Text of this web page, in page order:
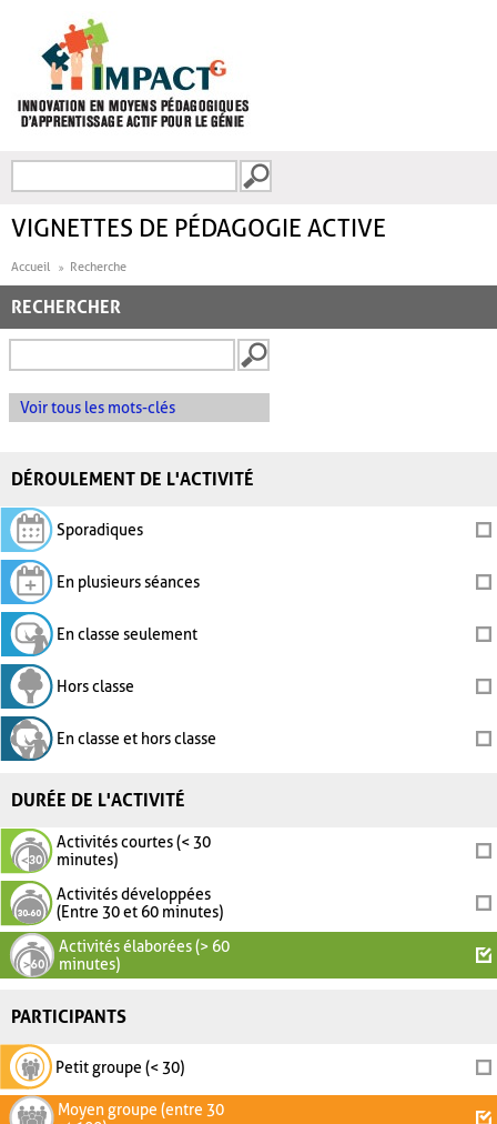
FORMULAIRE DE
VIGNETTES DE PÉDAGOGIE ACTIVE
Accueil Recherche
RECHERCHER
Voir tous les mots-clés
DÉROULEMENT DE L'ACTIVITÉ
Sporadiques
En plusieurs séances
En classe seulement
Hors classe
En classe et hors classe
DURÉE DE L'ACTIVITÉ
Activités courtes (< 30
minutes)
Activités développées
(Entre 30 et 60 minutes)
Activités élaborées (> 60
minutes)
PARTICIPANTS
Petit groupe (< 30)
Moyen groupe (entre 30